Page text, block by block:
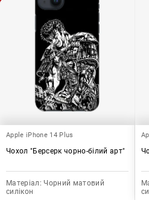
Apple iPhone 14 Plus
Чохол "Берсерк чорно-білий арт"
Матеріал: Чорний матовий
силікон